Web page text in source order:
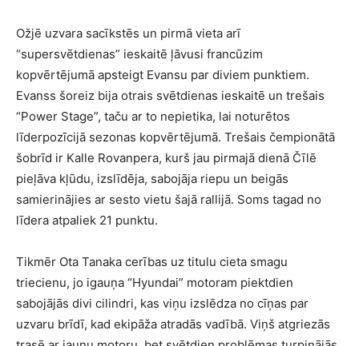
Ožjē uzvara sacīkstēs un pirmā vieta arī
“supersvētdienas” ieskaitē ļāvusi francūzim
kopvērtējumā apsteigt Evansu par diviem punktiem.
Evanss šoreiz bija otrais svētdienas ieskaitē un trešais
“Power Stage”, taču ar to nepietika, lai noturētos
līderpozīcijā sezonas kopvērtējumā. Trešais čempionātā
šobrīd ir Kalle Rovanpera, kurš jau pirmajā dienā Čīlē
pieļāva kļūdu, izslīdēja, sabojāja riepu un beigās
samierinājies ar sesto vietu šajā rallijā. Soms tagad no
līdera atpaliek 21 punktu.
Tikmēr Ota Tanaka cerības uz titulu cieta smagu
triecienu, jo igauņa “Hyundai” motoram piektdien
sabojājās divi cilindri, kas viņu izslēdza no cīņas par
uzvaru brīdī, kad ekipāža atradās vadībā. Viņš atgriezās